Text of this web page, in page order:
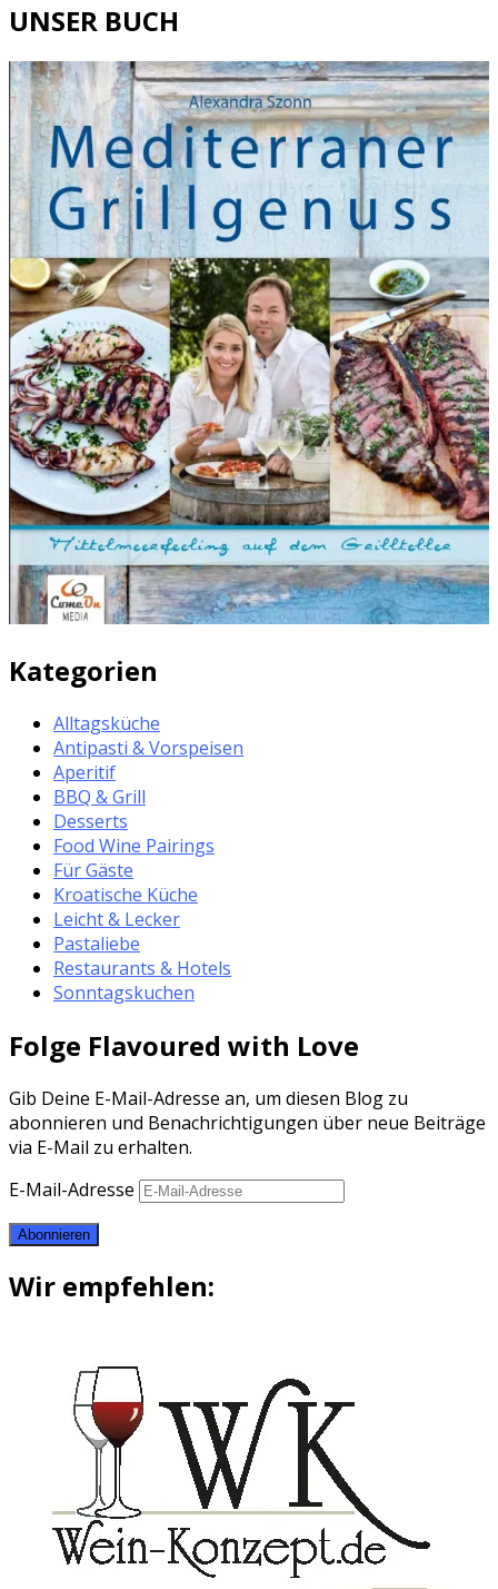
UNSER BUCH
Kategorien
Alltagsküche
Antipasti & Vorspeisen
Aperitif
BBQ & Grill
Desserts
Food Wine Pairings
Für Gäste
Kroatische Küche
Leicht & Lecker
Pastaliebe
Restaurants & Hotels
Sonntagskuchen
Folge Flavoured with Love
Gib Deine E-Mail-Adresse an, um diesen Blog zu
abonnieren und Benachrichtigungen über neue Beiträge
via E-Mail zu erhalten.
E-Mail-Adresse
Abonnieren
Wir empfehlen: